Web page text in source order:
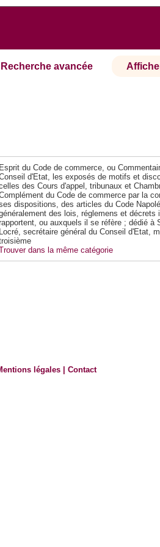
Recherche avancée
Esprit du Code de commerce, ou
d'Etat, les exposés de motifs et
des Cours d'appel, tribunaux et
du Code de commerce par la
dispositions, des articles du Code
des lois, réglemens et décrets
ou auxquels il se réfère ; dédié à
Locré, secrétaire général du Conseil d'Etat,
dans la même catégorie
légales |Contact